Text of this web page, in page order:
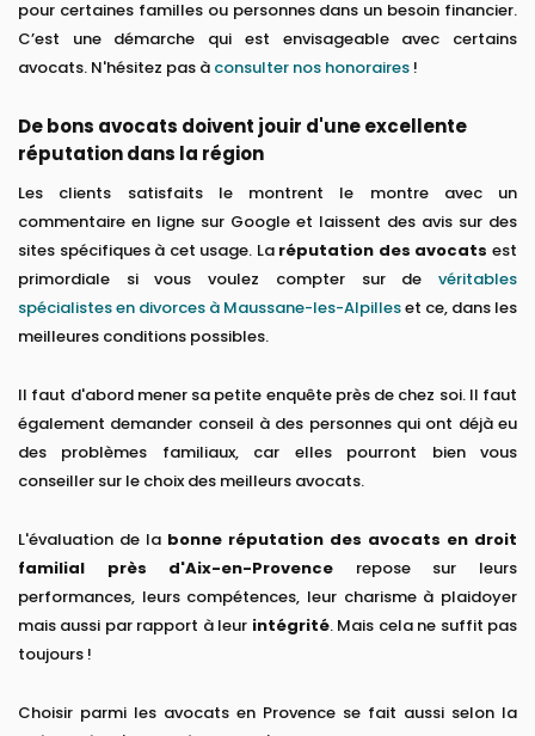
pour certaines familles ou personnes dans un besoin financier.
C’est une démarche qui est envisageable avec certains
avocats. N'hésitez pas à consulter nos honoraires !
De bons avocats doivent jouir d'une excellente
réputation dans la région
Les clients satisfaits le montrent le montre avec un
commentaire en ligne sur Google et laissent des avis sur des
sites spécifiques à cet usage. La réputation des avocats est
primordiale si vous voulez compter sur de véritables
spécialistes en divorces à Maussane-les-Alpilleset ce, dans les
meilleures conditions possibles.
Il faut d'abord mener sa petite enquête près de chez soi. Il faut
également demander conseil à des personnes qui ont déjà eu
des problèmes familiaux, car elles pourront bien vous
conseiller sur le choix des meilleurs avocats.
L'évaluation de la bonne réputation des avocats en droit
familial
près d'Aix-en-Provence repose sur leurs
performances, leurs compétences, leur charisme à plaidoyer
mais aussi par rapport à leur intégrité. Mais cela ne suffit pas
toujours !
Choisir parmi les avocats en Provence se fait aussi selon la